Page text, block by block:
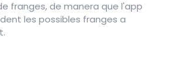
franges, de manera que l'app
les possibles franges a